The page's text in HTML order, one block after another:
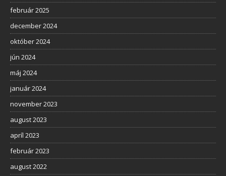
február 2025
december 2024
október 2024
jún 2024
máj 2024
január 2024
november 2023
august 2023
apríl 2023
február 2023
august 2022